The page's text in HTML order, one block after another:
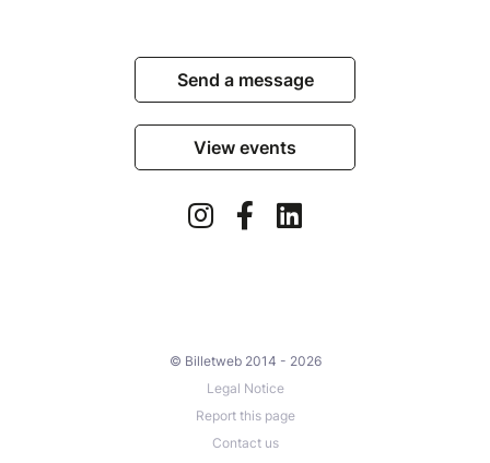
Send a message
View events
© Billetweb 2014 - 2026
Legal Notice
Report this page
Contact us